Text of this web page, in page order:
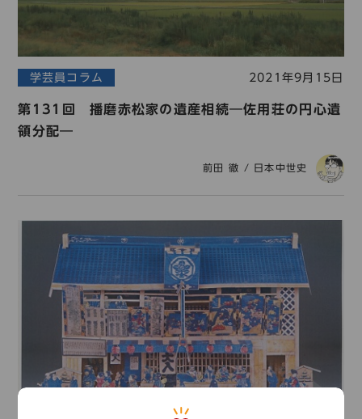
学芸員コラム 2021年9月15日
第131回 播磨赤松家の遺産相続―佐用荘の円心遺
領分配―
前田 徹 / 日本中世史